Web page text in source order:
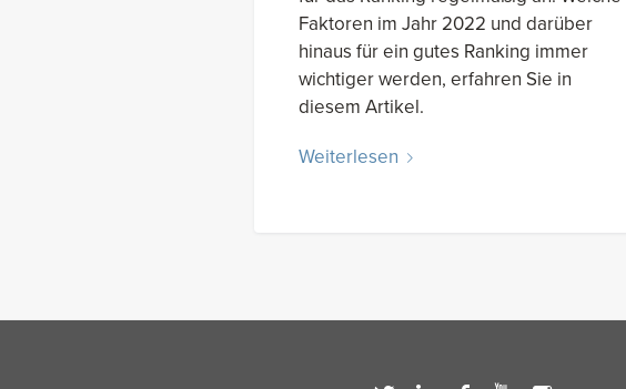
Faktoren im Jahr 2022 und darüber
hinaus für ein gutes Ranking immer
wichtiger werden, erfahren Sie in
diesem Artikel.
Weiterlesen